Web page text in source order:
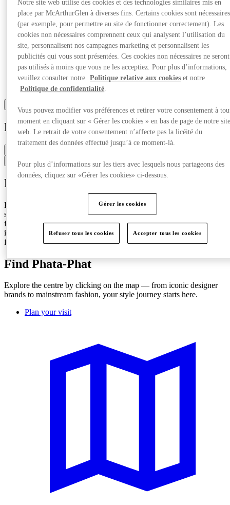
Phata Phat
Contacter le restaurant
Delicious Indian Street Food
Phata Phat brings a vibrant burst of Indian street food culture to the
shopping experience. With a menu that fuses bold spices, rich
flavours, and fresh ingredients, Phata-Phat transforms casual dining
into a flavourful journey.Enjoy butter chicken favourites, loaded
fries, bhajis, and more!
Find Phata-Phat
Explore the centre by clicking on the map — from iconic designer
brands to mainstream fashion, your style journey starts here.
Plan your visit
Notre site web utilise des cookies et des technologies similaires mis en
place par McArthurGlen à diverses fins. Certains cookies sont nécessaires
(par exemple, pour permettre au site de fonctionner correctement). Les
cookies non nécessaires comprennent ceux qui analysent l’utilisation du
site, personnalisent nos campagnes marketing et personnalisent les
publicités qui vous sont présentées. Ces cookies non nécessaires ne seront
pas utilisés à moins que vous ne les acceptiez. Pour plus d’informations,
veuillez consulter notre
Politique relative aux cookies et notre
Politique de confidentialité.
Vous pouvez modifier vos préférences et retirer votre consentement à
moment en cliquant sur « Gérer les cookies » en bas de page de notre
web. Le retrait de votre consentement n’affecte pas la licéité du
traitement des données effectué jusqu’à ce moment-là.
Pour plus d’informations sur les tiers avec lesquels nous partageons des
données, cliquez sur «Gérer les cookies» ci-dessous.
Gérer les cookies
Refuser tous les cookies Accepter tous les cookies